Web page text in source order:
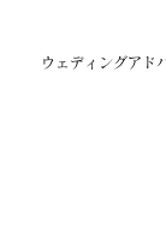
ウェディングアド